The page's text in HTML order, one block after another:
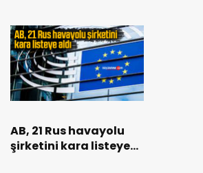
AB, 21 Rus havayolu
şirketini kara listeye